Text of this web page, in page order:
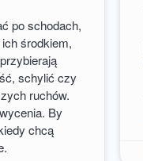
po schodach,
środkiem,
schylić czy
ruchów.
By
chcą